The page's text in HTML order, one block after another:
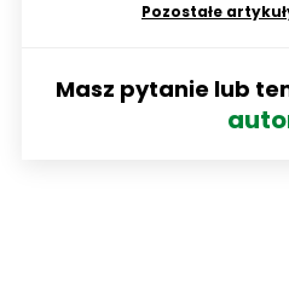
Pozostałe
Masz pytanie lub